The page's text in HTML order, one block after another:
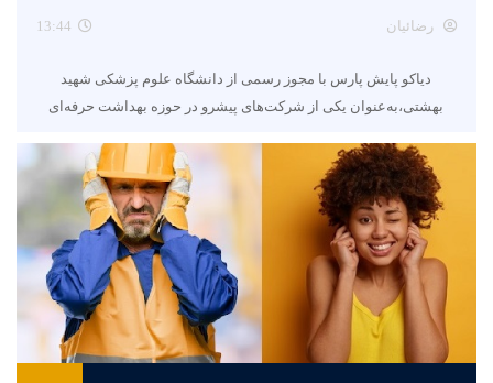
رضائیان 13:44
دیاکو پایش پارس با مجوز رسمی از دانشگاه علوم پزشکی شهید
بهشتی،به‌عنوان یکی از شرکت‌های پیشرو در حوزه بهداشت حرفه‌ای